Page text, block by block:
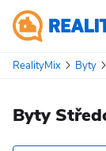
RealityMix Byty
Byty